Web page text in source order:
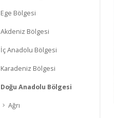
Ege Bölgesi
Akdeniz Bölgesi
İç Anadolu Bölgesi
Karadeniz Bölgesi
Doğu Anadolu Bölgesi
Ağrı